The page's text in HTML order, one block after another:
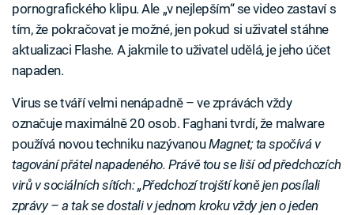
pornografického klipu. Ale „v nejlepším“ se video zastaví s
tím, že pokračovat je možné, jen pokud si uživatel stáhne
aktualizaci Flashe. A jakmile to uživatel udělá, je jeho účet
napaden.
Virus se tváří velmi nenápadně – ve zprávách vždy
označuje maximálně 20 osob. Faghani tvrdí, že malware
používá novou techniku nazývanouMagnet; ta spočívá v
tagování přátel napadeného. Právě tou se liší od předchozích
virů v sociálních sítích: „Předchozí trojští koně jen posílali
zprávy – a tak se dostali v jednom kroku vždy jen o jeden